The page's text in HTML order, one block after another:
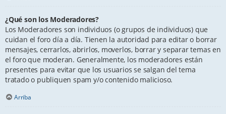
¿Qué son los Moderadores?
Los Moderadores son individuos (o grupos de individuos) que
cuidan el foro día a día. Tienen la autoridad para editar o borrar
mensajes, cerrarlos, abrirlos, moverlos, borrar y separar temas en
el foro que moderan. Generalmente, los moderadores están
presentes para evitar que los usuarios se salgan del tema
tratado o publiquen spam y/o contenido malicioso.
Arriba